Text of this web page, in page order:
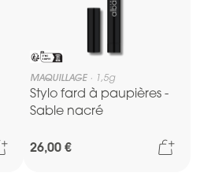
Ajouter au panier
MAQUILLAGE 1,5g
Stylo fard à paupières -
Sable nacré
26,00 €